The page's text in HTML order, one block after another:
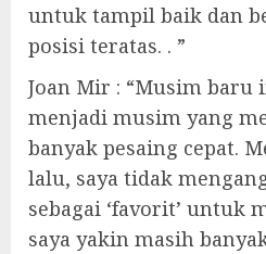
untuk tampil baik dan
posisi teratas. . ”
Joan Mir : “Musim baru
menjadi musim yang
banyak pesaing cepat.
lalu, saya tidak
sebagai ‘favorit’ untuk
saya yakin masih